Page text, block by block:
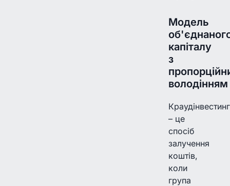
Модель
капіталу
з
володінням
Краудінвестинг
– це
спосіб
залучення
коштів,
коли
група